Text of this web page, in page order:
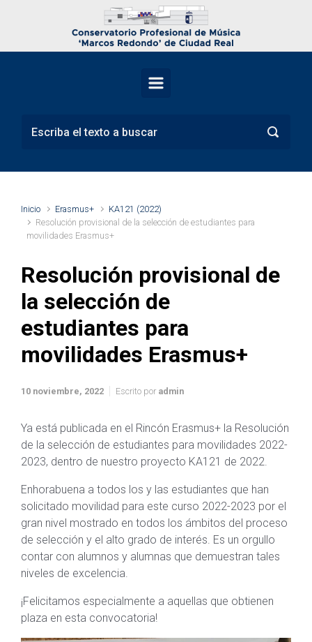
Saltar al contenido principal
Inicio Erasmus+
KA121 (2022)
Resolución provisional de la selección de estudiantes para
movilidades Erasmus+
Resolución provisional de
la selección de
estudiantes para
movilidades Erasmus+
10 noviembre, 2022 Escrito por admin
Ya está publicada en el Rincón Erasmus+ la Resolución
de la selección de estudiantes para movilidades 2022-
2023, dentro de nuestro proyecto KA121 de 2022.
Enhorabuena a todos los y las estudiantes que han
solicitado movilidad para este curso 2022-2023 por el
gran nivel mostrado en todos los ámbitos del proceso
de selección y el alto grado de interés. Es un orgullo
contar con alumnos y alumnas que demuestran tales
niveles de excelencia.
¡Felicitamos especialmente a aquellas que obtienen
plaza en esta convocatoria!